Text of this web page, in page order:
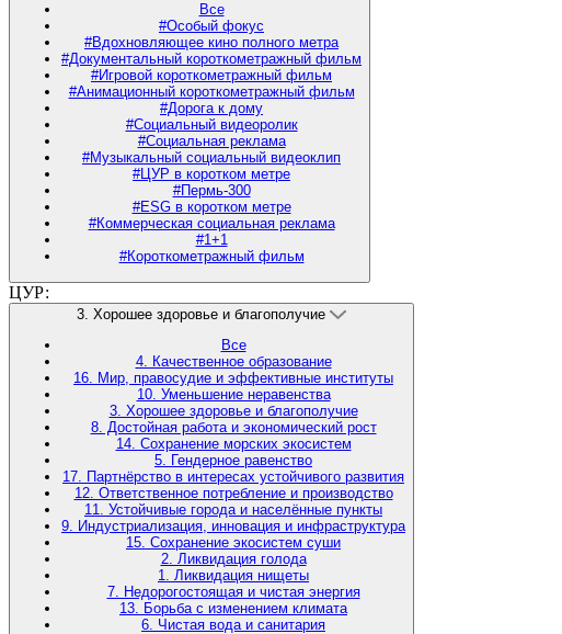
Все
#Особый фокус
#Вдохновляющее кино полного метра
#Документальный короткометражный фильм
#Игровой короткометражный фильм
#Анимационный короткометражный фильм
#Дорога к дому
#Социальный видеоролик
#Социальная реклама
#Музыкальный социальный видеоклип
#ЦУР в коротком метре
#Пермь-300
#ESG в коротком метре
#Коммерческая социальная реклама
#1+1
#Короткометражный фильм
ЦУР:
3. Хорошее здоровье и благополучие
Все
4. Качественное образование
16. Мир, правосудие и эффективные институты
10. Уменьшение неравенства
3. Хорошее здоровье и благополучие
8. Достойная работа и экономический рост
14. Сохранение морских экосистем
5. Гендерное равенство
17. Партнёрство в интересах устойчивого развития
12. Ответственное потребление и производство
11. Устойчивые города и населённые пункты
9. Индустриализация, инновация и инфраструктура
15. Сохранение экосистем суши
2. Ликвидация голода
1. Ликвидация нищеты
7. Недорогостоящая и чистая энергия
13. Борьба с изменением климата
6. Чистая вода и санитария